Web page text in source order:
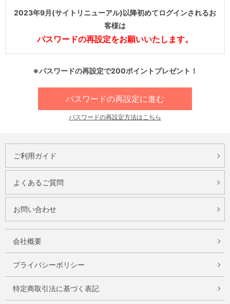
2023年9月(サイトリニューアル)以降初めてログインされるお
客様は
パスワードの再設定をお願いいたします。
※パスワードの再設定で200ポイントプレゼント！
パスワードの再設定に進む
パスワードの再設定方法はこちら
ご利用ガイド
よくあるご質問
お問い合わせ
会社概要
プライバシーポリシー
特定商取引法に基づく表記